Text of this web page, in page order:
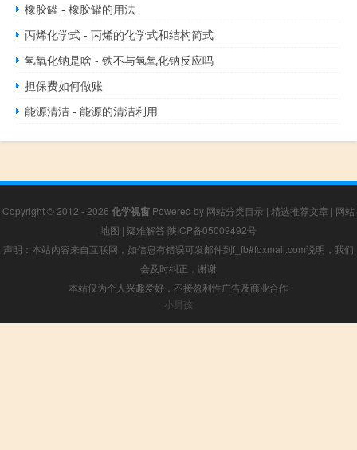
橡胶罐 - 橡胶罐的用法
丙烯化学式 - 丙烯的化学式和结构简式
氢氧化钠是啥 - 铁不与氢氧化钠反应吗
担保费如何做账
能源清洁 - 能源的清洁利用
Copyright © 2012 - 2026 化学视窗 Powered by 网站分类目录 | 精选推荐文章 | 网站
地图 | 疑难解答 陕ICP备05009492号
声明：本站内容来自互联网，如信息有错误可发邮件到f_fb#foxmail.com说明，我们
会及时纠正，谢谢
本站仅为个人兴趣爱好，不接盈利性广告及商业合作
小男孩